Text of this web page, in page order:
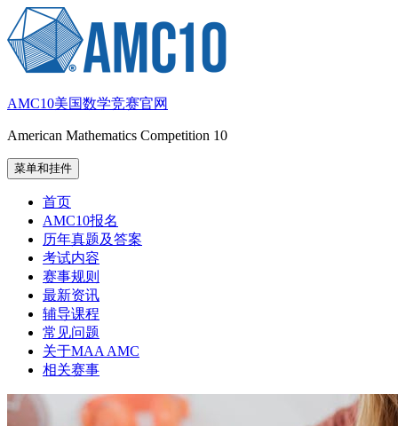
跳
至
内
AMC10美国数学竞赛官网
American Mathematics Competition 10
菜单和挂件
首页
AMC10报名
历年真题及答案
考试内容
赛事规则
最新资讯
辅导课程
常见问题
关于MAA AMC
相关赛事